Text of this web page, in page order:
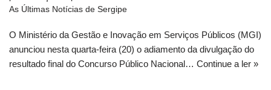
As Últimas Notícias de Sergipe
O Ministério da Gestão e Inovação em Serviços Públicos (MGI)
anunciou nesta quarta-feira (20) o adiamento da divulgação do
resultado final do Concurso Público Nacional… Continue a ler »